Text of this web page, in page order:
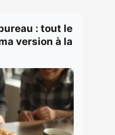
: tout le
version à la